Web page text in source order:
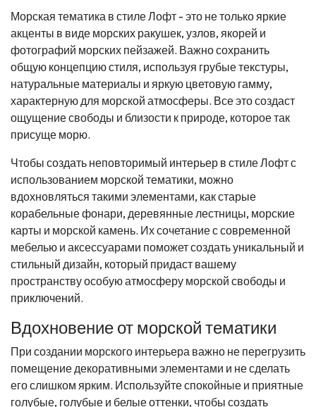
Морская тематика в стиле Лофт - это не только яркие
акценты в виде морских ракушек, узлов, якорей и
фотографий морских пейзажей. Важно сохранить
общую концепцию стиля, используя грубые текстуры,
натуральные материалы и яркую цветовую гамму,
характерную для морской атмосферы. Все это создаст
ощущение свободы и близости к природе, которое так
присуще морю.
Чтобы создать неповторимый интерьер в стиле Лофт с
использованием морской тематики, можно
вдохновляться такими элементами, как старые
корабельные фонари, деревянные лестницы, морские
карты и морской камень. Их сочетание с современной
мебелью и аксессуарами поможет создать уникальный и
стильный дизайн, который придаст вашему
пространству особую атмосферу морской свободы и
приключений.
Вдохновение от морской тематики
При создании морского интерьера важно не перегрузить
помещение декоративными элементами и не сделать
его слишком ярким. Используйте спокойные и приятные
голубые, голубые и белые оттенки, чтобы создать